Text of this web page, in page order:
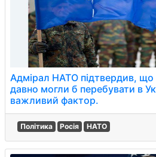
Адмірал НАТО підтвердив, що
давно могли б перебувати в
важливий фактор.
Політика Росія НАТО